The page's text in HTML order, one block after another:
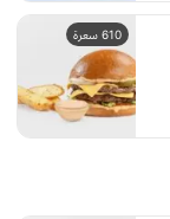
610 سعرة